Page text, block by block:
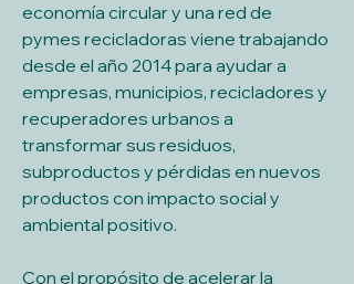
economía circular y una red de
pymes recicladoras viene trabajando
desde el año 2014 para ayudar a
empresas, municipios, recicladores y
recuperadores urbanos a
transformar sus residuos,
subproductos y pérdidas en nuevos
productos con impacto social y
ambiental positivo.
Con el propósito de acelerar la